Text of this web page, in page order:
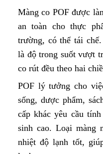
Màng co POF được
an toàn cho thực
trường, có thể tái
là độ trong suốt vượt
co rút đều theo hai
POF lý tưởng cho
sống, dược phẩm,
cấp khác yêu cầu
sinh cao. Loại màng
nhiệt độ lạnh tốt,